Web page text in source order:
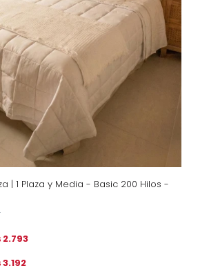
| 1 Plaza y Media - Basic 200 Hilos -
2.793
3.192